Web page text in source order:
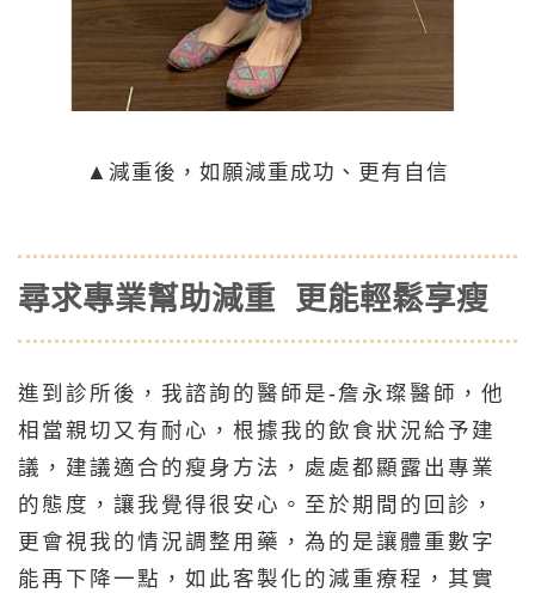
▲減重後，如願減重成功、更有自信
尋求專業幫助減重 更能輕鬆享瘦
進到診所後，我諮詢的醫師是-詹永璨醫師，他
相當親切又有耐心，根據我的飲食狀況給予建
議，建議適合的瘦身方法，處處都顯露出專業
的態度，讓我覺得很安心。至於期間的回診，
更會視我的情況調整用藥，為的是讓體重數字
能再下降一點，如此客製化的減重療程，其實